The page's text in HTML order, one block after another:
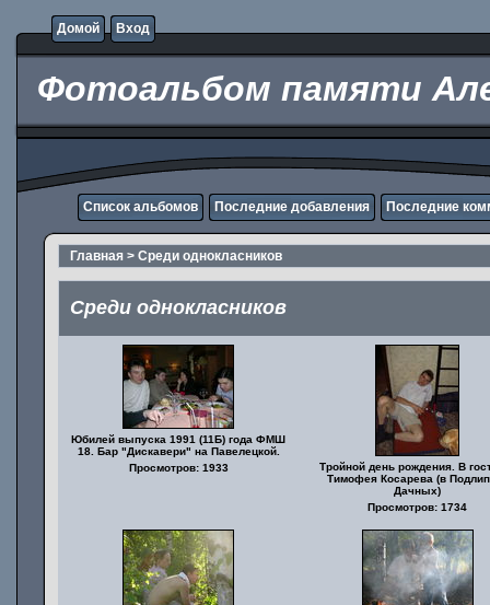
Домой Вход
Фотоальбом памяти
Список альбомов Последние добавления Последние
Главная > Среди однокласников
Среди однокласников
Юбилей выпуска 1991 (11Б) года ФМШ
18. Бар "Дискавери" на Павелецкой.
Просмотров: 1933
Тройной день рождения. В
Тимофея Косарева (в
Дачных)
Просмотров: 1734